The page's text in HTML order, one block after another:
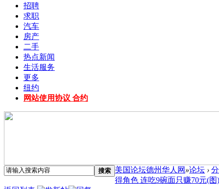
招聘
求职
汽车
房产
二手
热点新闻
生活服务
更多
纽约
网站使用协议 合约
搜索 美国论坛德州华人网 »论坛 ›
得角色 连吃9碗面只赚70元(图